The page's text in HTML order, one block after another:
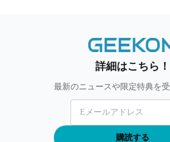
詳細はこちら！
最新のニュースや限定特典を受
購読する